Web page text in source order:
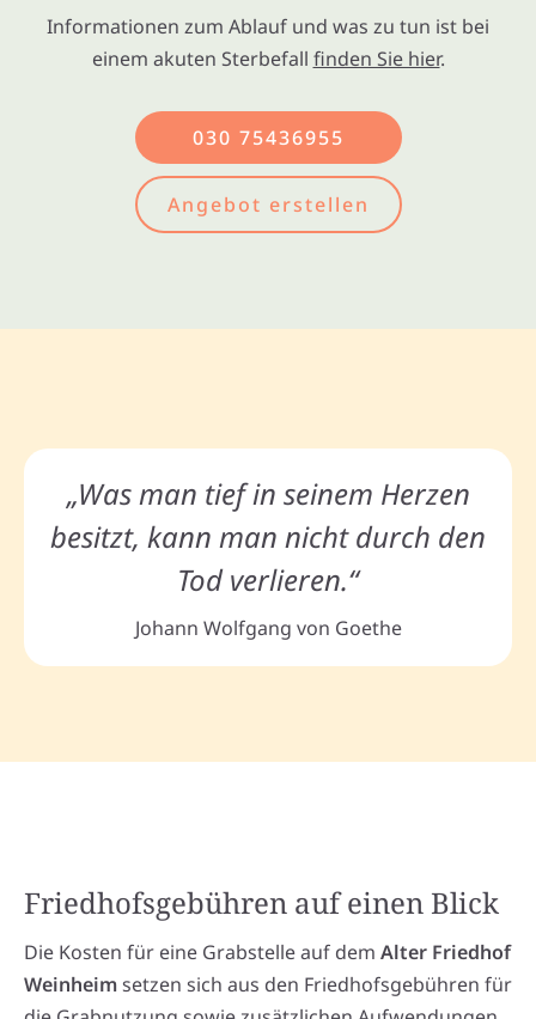
Informationen zum Ablauf und was zu tun ist bei
einem akuten Sterbefall finden Sie hier.
030 75436955
Angebot erstellen
„Was man tief in seinem Herzen
besitzt, kann man nicht durch den
Tod verlieren.“
Johann Wolfgang von Goethe
Friedhofsgebühren auf einen Blick
Die Kosten für eine Grabstelle auf dem Alter Friedhof
Weinheimsetzen sich aus den Friedhofsgebühren für